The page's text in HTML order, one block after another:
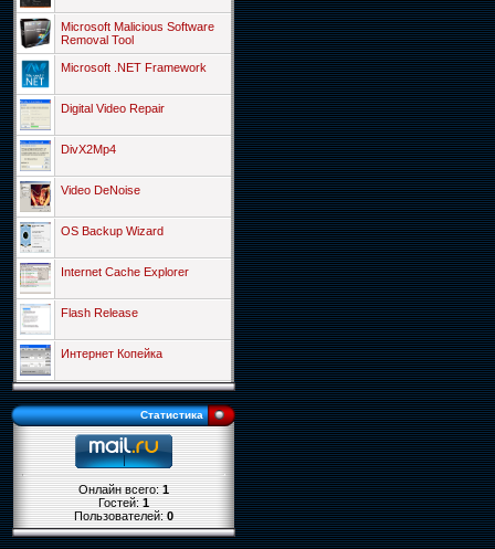
Microsoft Malicious Software
Removal Tool
Microsoft .NET Framework
Digital Video Repair
DivX2Mp4
Video DeNoise
OS Backup Wizard
Internet Cache Explorer
Flash Release
Интернет Копейка
Статистика
Онлайн всего:1
Гостей:1
Пользователей:0